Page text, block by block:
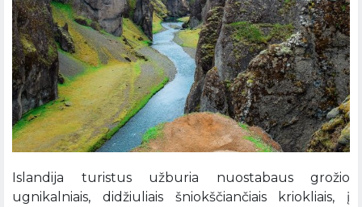
Islandija turistus užburia nuostabaus grožio
ugnikalniais, didžiuliais šniokščiančiais kriokliais, į